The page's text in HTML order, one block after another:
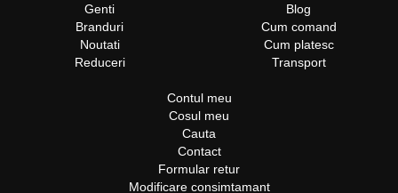
Genti
Branduri
Noutati
Reduceri
Blog
Cum comand
Cum platesc
Transport
Contul meu
Cosul meu
Cauta
Contact
Formular retur
Modificare consimtamant